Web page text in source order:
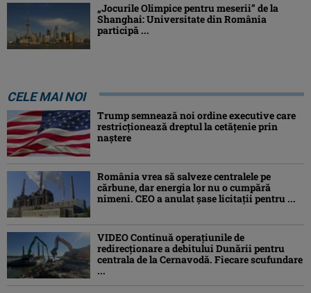
„Jocurile Olimpice pentru meserii” de la
Shanghai: Universitate din România
participă ...
CELE MAI NOI
Trump semnează noi ordine executive care
restricţionează dreptul la cetăţenie prin
naştere
România vrea să salveze centralele pe
cărbune, dar energia lor nu o cumpără
nimeni. CEO a anulat șase licitații pentru ...
VIDEO Continuă operațiunile de
redirecționare a debitului Dunării pentru
centrala de la Cernavodă. Fiecare scufundare
...